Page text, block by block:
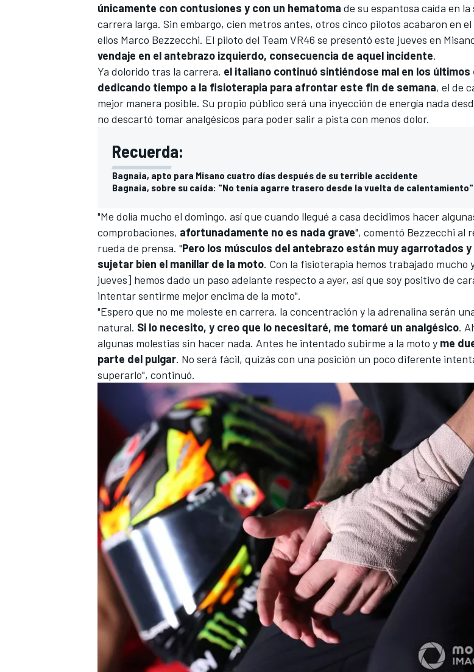
MÁS CATEGORÍAS
únicamente con contusiones y con un hematoma de su espantosa caída en la
carrera larga. Sin embargo, cien metros antes, otros cinco pilotos acabaron en
ellos Marco Bezzecchi. El piloto del Team VR46 se presentó este jueves en
vendaje en el antebrazo izquierdo, consecuencia de aquel incidente.
Ya dolorido tras la carrera, el italiano continuó sintiéndose mal en los últimos
dedicando tiempo a la fisioterapia para afrontar este fin de semana, el de
mejor manera posible. Su propio público será una inyección de energía nada
no descartó tomar analgésicos para poder salir a pista con menos dolor.
Recuerda:
Bagnaia, apto para Misano cuatro días después de su terrible accidente
Bagnaia, sobre su caída: "No tenía agarre trasero desde la vuelta de calentamiento"
"Me dolía mucho el domingo, así que cuando llegué a casa decidimos hacer
comprobaciones, afortunadamente no es nada grave", comentó Bezzecchi al
rueda de prensa. "Pero los músculos del antebrazo están muy agarrotados
sujetar bien el manillar de la moto. Con la fisioterapia hemos trabajado mucho
jueves] hemos dado un paso adelante respecto a ayer, así que soy positivo de
intentar sentirme mejor encima de la moto".
"Espero que no me moleste en carrera, la concentración y la adrenalina serán
natural. Si lo necesito, y creo que lo necesitaré, me tomaré un analgésico.
algunas molestias sin hacer nada. Antes he intentado subirme a la moto y me
parte del pulgar. No será fácil, quizás con una posición un poco diferente
superarlo", continuó.